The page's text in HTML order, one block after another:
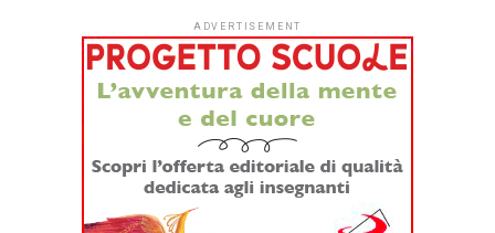
ADVERTISEMENT